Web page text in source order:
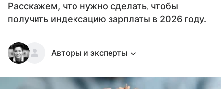
Расскажем, что нужно сделать, чтобы
получить индексацию зарплаты в 2026 году.
Авторы и эксперты